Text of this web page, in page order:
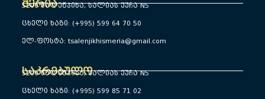
მერია
5200 წალენჯიხა, სალიას ქუჩა N5
ცხელი ხაზი: (+995) 599 64 70 50
ელ-ფოსტა: tsalenjikhismeria@gmail.com
საკრებულო
5200 წალენჯიხა, სალიას ქუჩა N5
ცხელი ხაზი: (+995) 599 85 71 02